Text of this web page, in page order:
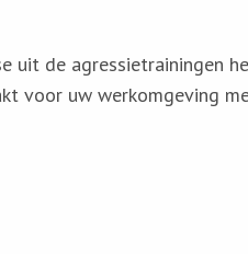
uit de agressietrainingen
voor uw werkomgeving